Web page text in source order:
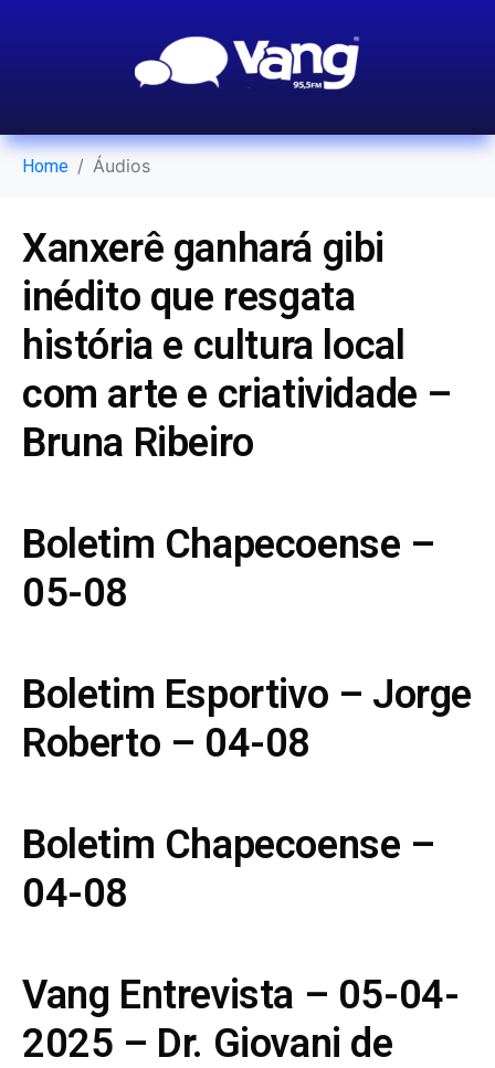
Home Áudios
Xanxerê ganhará gibi
inédito que resgata
história e cultura local
com arte e criatividade –
Bruna Ribeiro
Boletim Chapecoense –
05-08
Boletim Esportivo – Jorge
Roberto – 04-08
Boletim Chapecoense –
04-08
Vang Entrevista – 05-04-
2025 – Dr. Giovani de